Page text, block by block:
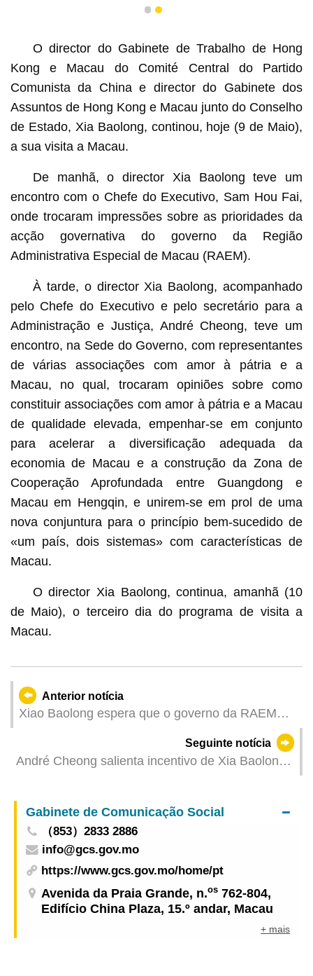
1 2
O director do Gabinete de Trabalho de Hong
Kong e Macau do Comité Central do Partido
Comunista da China e director do Gabinete dos
Assuntos de Hong Kong e Macau junto do Conselho
de Estado, Xia Baolong, continou, hoje (9 de Maio),
a sua visita a Macau.
De manhã, o director Xia Baolong teve um
encontro com o Chefe do Executivo, Sam Hou Fai,
onde trocaram impressões sobre as prioridades da
acção governativa do governo da Região
Administrativa Especial de Macau (RAEM).
À tarde, o director Xia Baolong, acompanhado
pelo Chefe do Executivo e pelo secretário para a
Administração e Justiça, André Cheong, teve um
encontro, na Sede do Governo, com representantes
de várias associações com amor à pátria e a
Macau, no qual, trocaram opiniões sobre como
constituir associações com amor à pátria e a Macau
de qualidade elevada, empenhar-se em conjunto
para acelerar a diversificação adequada da
economia de Macau e a construção da Zona de
Cooperação Aprofundada entre Guangdong e
Macau em Hengqin, e unirem-se em prol de uma
nova conjuntura para o princípio bem-sucedido de
«um país, dois sistemas» com características de
Macau.
O director Xia Baolong, continua, amanhã (10
de Maio), o terceiro dia do programa de visita a
Macau.
Anterior notícia
Xiao Baolong espera que o governo da RAEM
tire proveito das políticas do Governo Central no
planeamento das áreas marítimasSeguinte notícia
André Cheong salienta incentivo de Xia Baolong
plenamente a acção governativa nos termos da
Lei
Gabinete de Comunicação Social
（853）2833 2886
info@gcs.gov.mo
https://www.gcs.gov.mo/home/pt
Avenida da Praia Grande, n.os 762-804,
Edifício China Plaza, 15.º andar, Macau
+ mais